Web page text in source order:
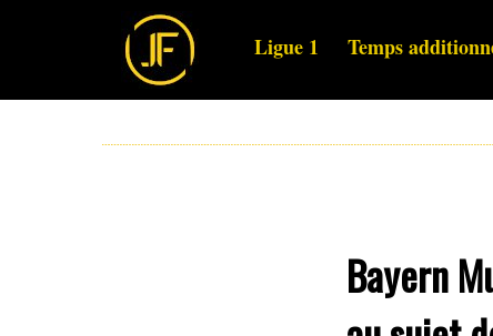
Ligue 1 Temps
Bayern